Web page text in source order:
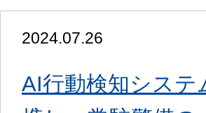
2024.07.26
AI行動検知シス